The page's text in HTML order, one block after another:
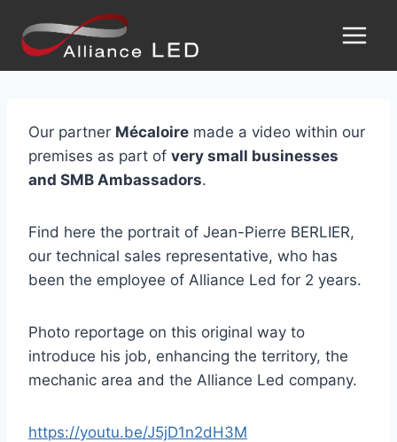
Our partner Mécaloire made a video within our
premises as part of very small businesses
and SMB Ambassadors.
Find here the portrait of Jean-Pierre BERLIER,
our technical sales representative, who has
been the employee of Alliance Led for 2 years.
Photo reportage on this original way to
introduce his job, enhancing the territory, the
mechanic area and the Alliance Led company.
https://youtu.be/J5jD1n2dH3M